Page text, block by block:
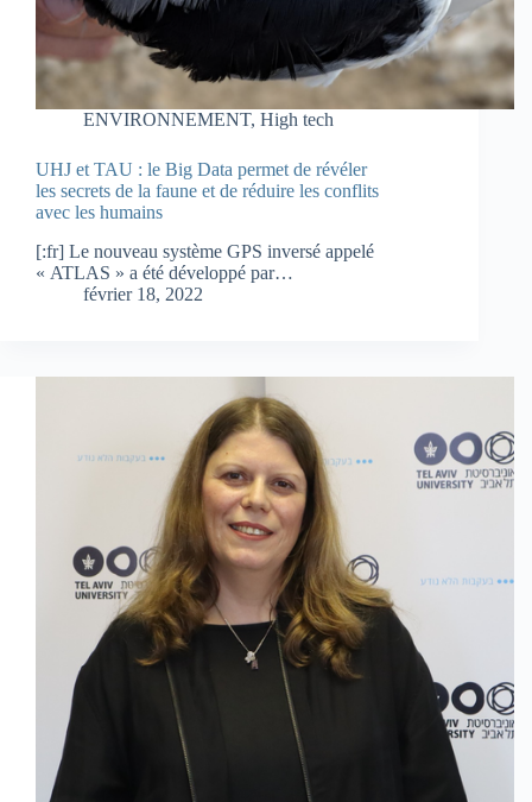
ENVIRONNEMENT, High tech
UHJ et TAU : le Big Data permet de révéler
les secrets de la faune et de réduire les conflits
avec les humains
[:fr] Le nouveau système GPS inversé appelé
« ATLAS » a été développé par…
février 18, 2022